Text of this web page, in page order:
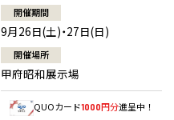
開催期間
9月26日(土)・27日(日)
開催場所
甲府昭和展示場
QUOカード1000円分進呈中！